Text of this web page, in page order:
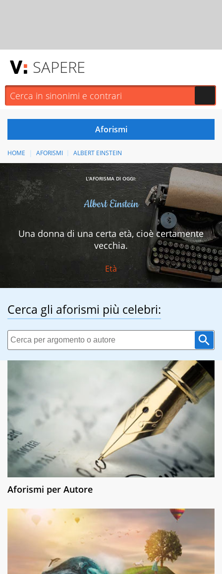
SAPERE
HOME AFORISMI ALBERT EINSTEIN
L'AFORISMA DI OGGI:
Albert Einstein
Una donna di una certa età, cioè certamente
vecchia.
Età
Cerca gli aforismi più celebri:
Aforismi per Autore